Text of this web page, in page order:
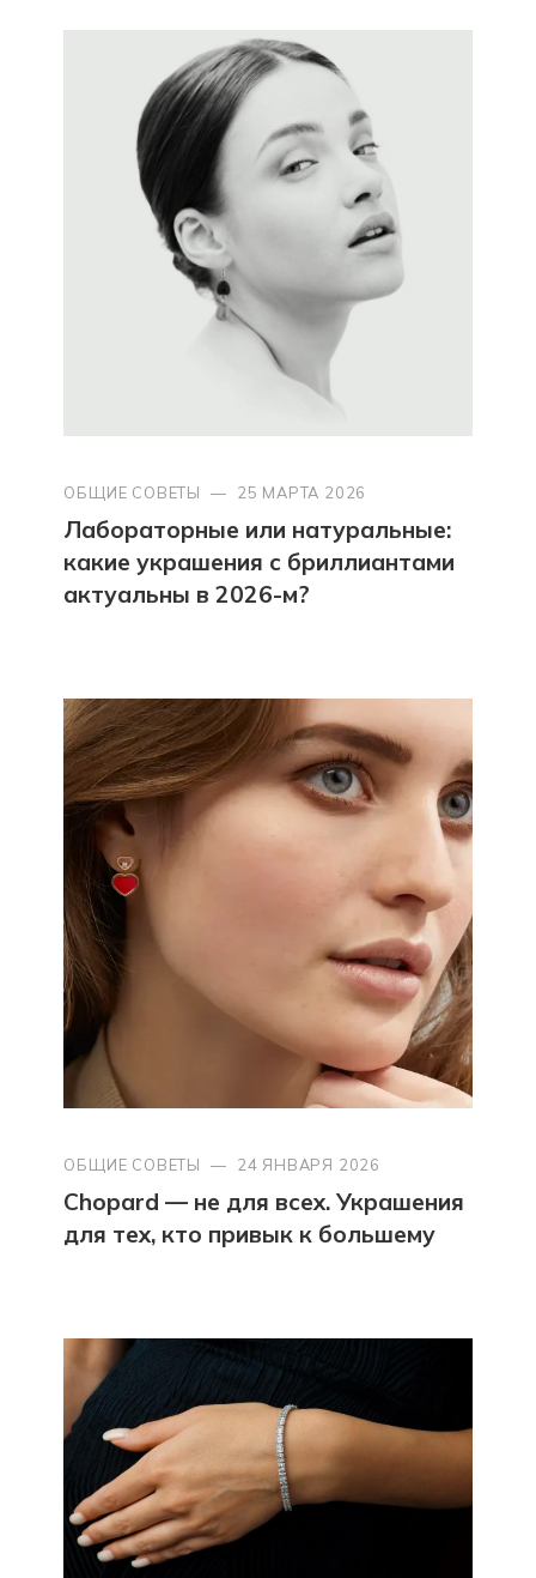
ОБЩИЕ СОВЕТЫ — 25 МАРТА 2026
Лабораторные или натуральные:
какие украшения с бриллиантами
актуальны в 2026-м?
ОБЩИЕ СОВЕТЫ — 24 ЯНВАРЯ 2026
Chopard — не для всех. Украшения
для тех, кто привык к большему